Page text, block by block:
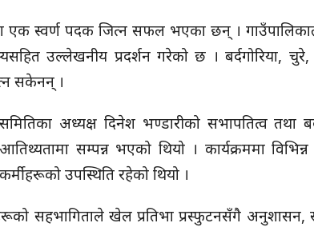
एक स्वर्ण पदक जित्न सफल भएका छन् ।
उल्लेखनीय प्रदर्शन गरेको छ । बर्दगोरिया, चुरे,
सकेनन् ।
अध्यक्ष दिनेश भण्डारीको सभापतित्व तथा
सम्पन्न भएको थियो । कार्यक्रममा विभिन्न
उपस्थिति रहेको थियो ।
सहभागिताले खेल प्रतिभा प्रस्फुटनसँगै अनुशासन,